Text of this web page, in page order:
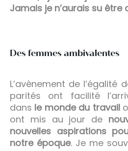
Jamais je n’aurais su être
Des femmes ambivalentes
L’avènement de l’égalité
parités ont facilité
dans le monde du travail
ont mis au jour de
nouvelles aspirations
notre époque. Je me